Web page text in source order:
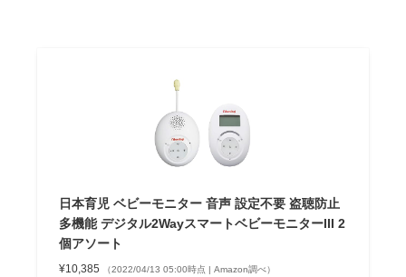
日本育児 ベビーモニター 音声 設定不要 盗聴防止
多機能 デジタル2WayスマートベビーモニターIII 2
個アソート
¥10,385 （2022/04/13 05:00時点 | Amazon調べ）